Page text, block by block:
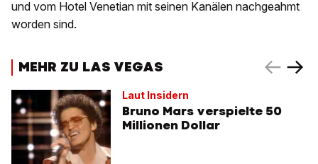
und vom Hotel Venetian mit seinen Kanälen nachgeahmt
worden sind.
MEHR ZU LAS VEGAS
Laut Insidern
Bruno Mars verspielte 50
Millionen Dollar